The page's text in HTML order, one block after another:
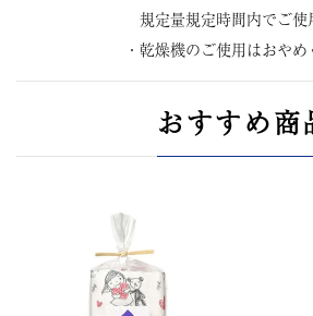
規定量規定時間内でご使
・乾燥機のご使用はおや
おすすめ商